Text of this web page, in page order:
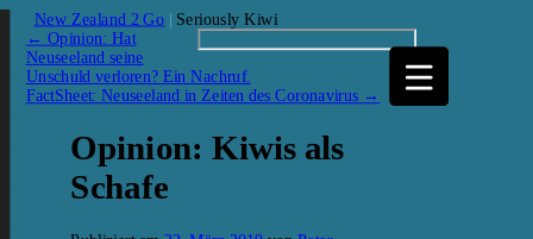
New Zealand 2 Go | Seriously Kiwi
← Opinion: Hat
Neuseeland seine
Unschuld verloren? Ein Nachruf.
FactSheet: Neuseeland in Zeiten des Coronavirus →
Opinion: Kiwis als
Schafe